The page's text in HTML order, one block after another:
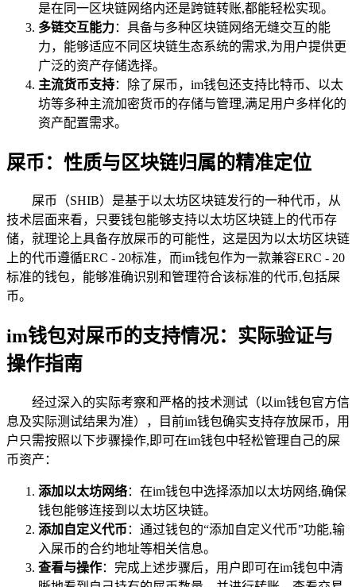
是在同一区块链网络内还是跨链转账,都能轻松实现。
多链交互能力：具备与多种区块链网络无缝交互的能
力，能够适应不同区块链生态系统的需求,为用户提供更
广泛的资产存储选择。
主流货币支持：除了屎币，im钱包还支持比特币、以太
坊等多种主流加密货币的存储与管理,满足用户多样化的
资产配置需求。
屎币：性质与区块链归属的精准定位
屎币（SHIB）是基于以太坊区块链发行的一种代币，从
技术层面来看，只要钱包能够支持以太坊区块链上的代币存
储，就理论上具备存放屎币的可能性，这是因为以太坊区块链
上的代币遵循ERC - 20标准，而im钱包作为一款兼容ERC - 20
标准的钱包，能够准确识别和管理符合该标准的代币,包括屎
币。
im钱包对屎币的支持情况：实际验证与
操作指南
经过深入的实际考察和严格的技术测试（以im钱包官方信
息及实际测试结果为准），目前im钱包确实支持存放屎币，用
户只需按照以下步骤操作,即可在im钱包中轻松管理自己的屎
币资产：
添加以太坊网络：在im钱包中选择添加以太坊网络,确保
钱包能够连接到以太坊区块链。
添加自定义代币 ：通过钱包的“添加自定义代币”功能,输
入屎币的合约地址等相关信息。
查看与操作：完成上述步骤后，用户即可在im钱包中清